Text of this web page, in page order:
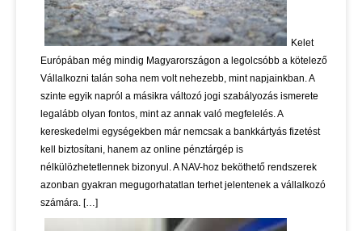
Kelet
Európában még mindig Magyarországon a legolcsóbb a kötelező
Vállalkozni talán soha nem volt nehezebb, mint napjainkban. A
szinte egyik napról a másikra változó jogi szabályozás ismerete
legalább olyan fontos, mint az annak való megfelelés. A
kereskedelmi egységekben már nemcsak a bankkártyás fizetést
kell biztosítani, hanem az online pénztárgép is
nélkülözhetetlennek bizonyul. A NAV-hoz beköthető rendszerek
azonban gyakran megugorhatatlan terhet jelentenek a vállalkozó
számára. […]